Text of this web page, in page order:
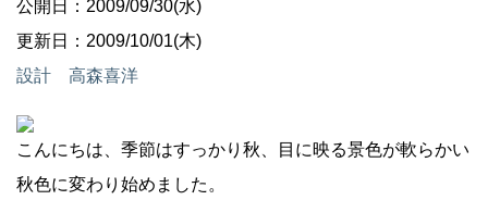
公開日：2009/09/30(水)
更新日：2009/10/01(木)
設計 高森喜洋
こんにちは、季節はすっかり秋、目に映る景色が軟らかい
秋色に変わり始めました。